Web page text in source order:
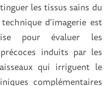
les tissus sains du
d'imagerie est
pour évaluer les
induits par les
qui irriguent le
complémentaires